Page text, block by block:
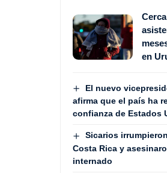
en
El nuevo
afirma que el país ha
confianza de Estados
Sicarios
Costa Rica y
internado